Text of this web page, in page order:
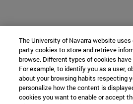
The University of Navarra website uses
party cookies to store and retrieve
browse. Different types of cookies
For example, to identify you as a user,
about your browsing habits respecting
personalize how the content is
cookies you want to enable or accept